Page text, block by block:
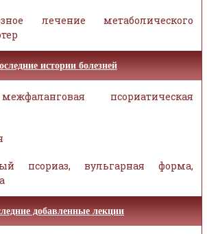
лечение метаболического
истории болезней
псориатическая
псориаз, вульгарная форма,
добавленные лекции